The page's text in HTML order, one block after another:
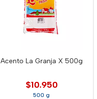
Acento La Granja X 500g
$10.950
500 g